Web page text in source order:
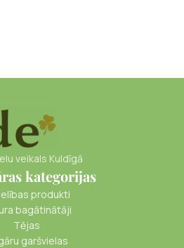
veikals Kuldīgā
kategorijas
produkti
bagātinātāji
Tējas
garšvielas